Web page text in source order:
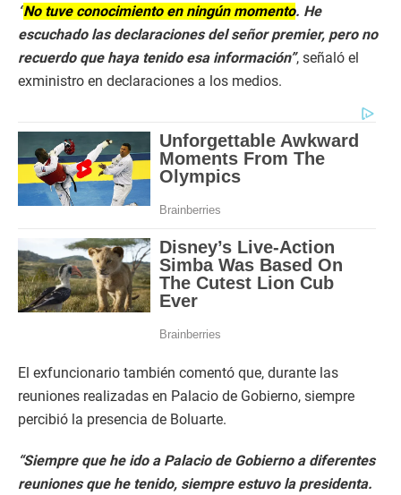
“No tuve conocimiento en ningún momento. He
escuchado las declaraciones del señor premier, pero no
recuerdo que haya tenido esa información”, señaló el
exministro en declaraciones a los medios.
El exfuncionario también comentó que, durante las
reuniones realizadas en Palacio de Gobierno, siempre
percibió la presencia de Boluarte.
“Siempre que he ido a Palacio de Gobierno a diferentes
reuniones que he tenido, siempre estuvo la presidenta.